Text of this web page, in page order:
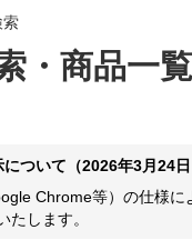
索
・商品一覧
ついて（2026年3月24日
Chrome等）の仕様
たします。